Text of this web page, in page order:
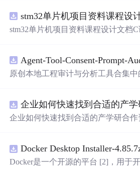
stm32单片机项目资料课程设计文档
原创本地工程审计与分析工具合集
README、运行说明、功能清单、
权声明。解压后进入project目录，执
目源码、Logo、官方截图、论文、生
材。适合前端开发、AI应用工程、测
企业如何快速找到合适的产
企业如何快速找到合适的产学研合作
Docker Desktop Installer-
Docker是一个开源的平台 [2]，用于